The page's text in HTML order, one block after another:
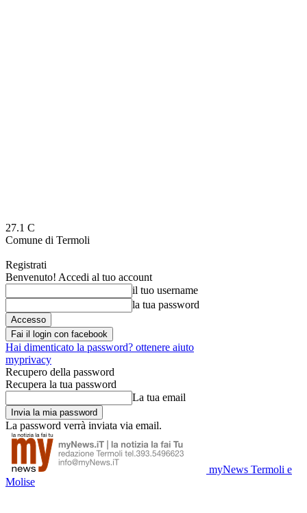
27.1 C
Comune di Termoli
Registrati
Benvenuto! Accedi al tuo account
il tuo username
la tua password
Fai il login con facebook
Hai dimenticato la password? ottenere aiuto
myprivacy
Recupero della password
Recupera la tua password
La tua email
La password verrà inviata via email.
myNews Termoli e
Molise